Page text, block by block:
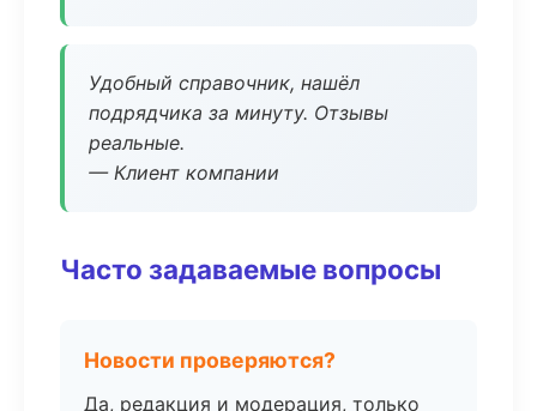
Удобный справочник, нашёл
подрядчика за минуту. Отзывы
реальные.
— Клиент компании
Часто задаваемые вопросы
Новости проверяются?
Да, редакция и модерация, только